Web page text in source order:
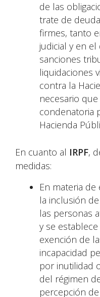
de las
trate de
firmes, tanto
judicial y en
sanciones
liquidaciones
contra la
necesario
condenatoria
Hacienda
En cuanto al IRPF,
medidas:
En materia
la inclusión
las personas
y se
exención de
incapacidad
por inutilidad
del régimen
percepción